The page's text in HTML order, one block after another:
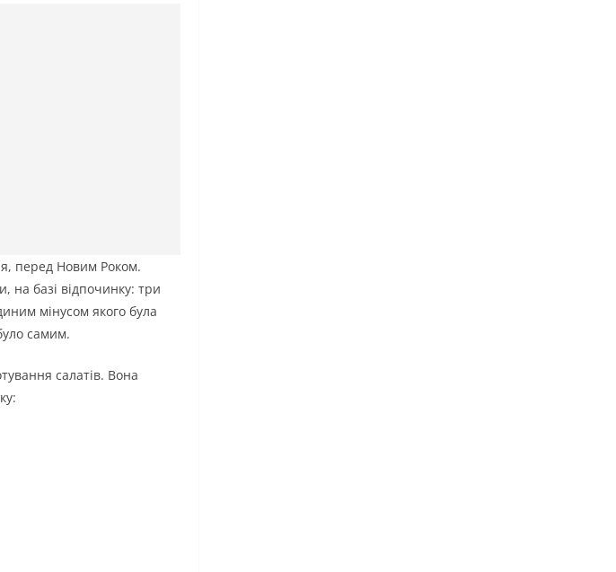
перед Новим Роком.
на базі відпочинку: три
мінусом якого була
самим.
салатів. Вона